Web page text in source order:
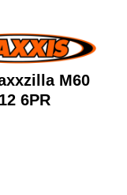
M60
6PR